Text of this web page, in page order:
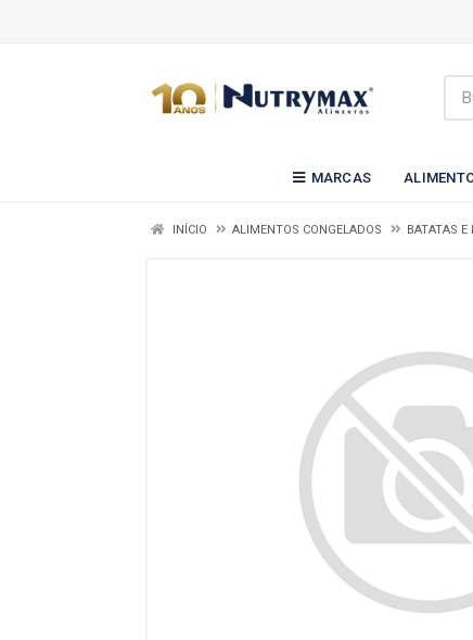
MARCAS
INÍCIO ALIMENTOS CONGELADOS BATATAS E